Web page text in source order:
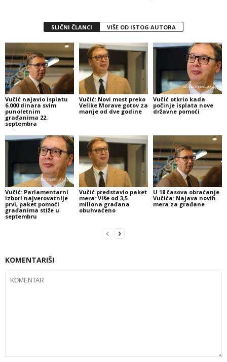
SLIČNI ČLANCI VIŠE OD ISTOG AUTORA
Vučić najavio isplatu
6.000 dinara svim
punoletnim
građanima 22.
septembra
Vučić: Novi most preko
Velike Morave gotov za
manje od dve godine
Vučić otkrio kada
počinje isplata nove
državne pomoći
Vučić: Parlamentarni
izbori najverovatnije
prvi, paket pomoći
građanima stiže u
septembru
Vučić predstavio paket
mera: Više od 3,5
miliona građana
obuhvaćeno
U 18 časova obraćanje
Vučića: Najava novih
mera za građane
KOMENTARIŠI